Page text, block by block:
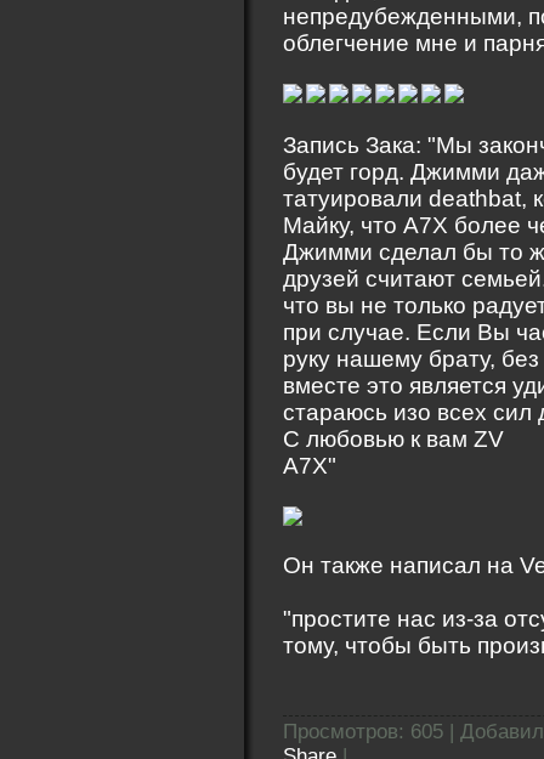
непредубежденными,
облегчение мне и
Запись Зака: "Мы
будет горд. Джимми
татуировали deathbat,
Майку, что A7X более
Джимми сделал бы то
друзей считают
что вы не только
при случае. Если Вы
руку нашему брату,
вместе это является
стараюсь изо всех сил
С любовью к вам ZV
A7X"
Он также написал на
"простите нас из-за
тому, чтобы быть
Просмотров: 605 |